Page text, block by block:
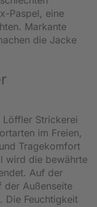
Paspel, eine
Markante
die Jacke
Löffler Strickerei
im Freien,
Tragekomfort
wird die bewährte
Auf der
der Außenseite
Die Feuchtigkeit